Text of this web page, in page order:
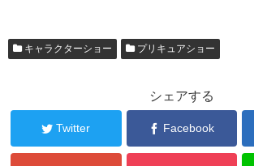
キャラクターショー プリキュアショー
シェアする
Twitter Facebook